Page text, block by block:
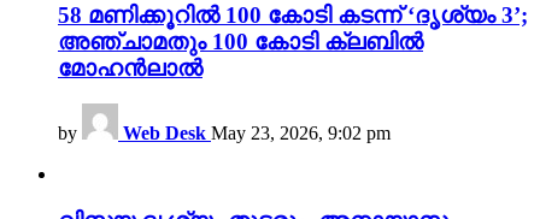
58 മണിക്കൂറിൽ 100 കോടി കടന്ന് ‘ദൃശ്യം 3’;
അഞ്ചാമതും 100 കോടി ക്ലബിൽ
മോഹൻലാൽ
by Web Desk May 23, 2026, 9:02 pm